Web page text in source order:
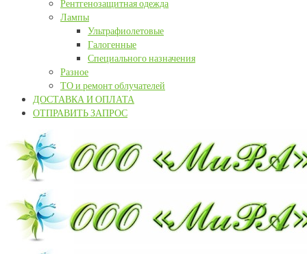
Рентгенозащитная одежда
Лампы
Ультрафиолетовые
Галогенные
Специального назначения
Разное
ТО и ремонт облучателей
ДОСТАВКА И ОПЛАТА
ОТПРАВИТЬ ЗАПРОС